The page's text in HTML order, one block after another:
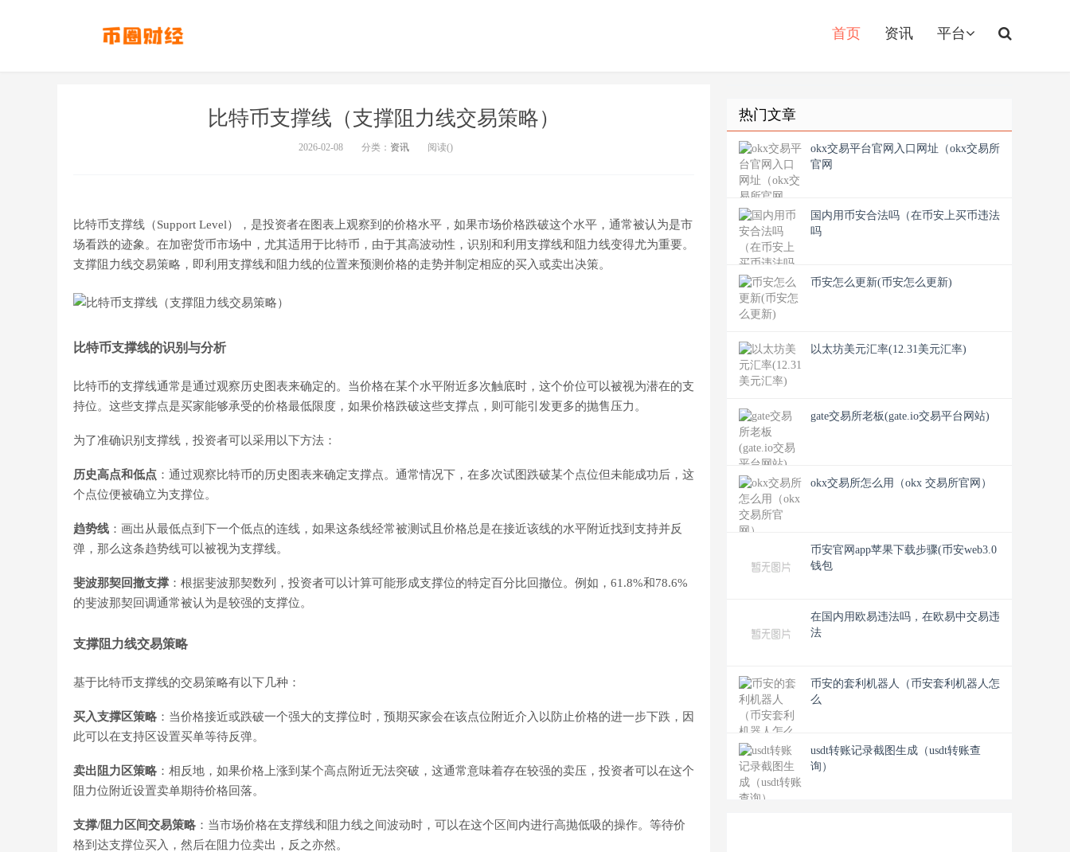
首页 资讯 平台
比特币支撑线（支撑阻力线交易策略）
2026-02-08 分类： 资讯 阅读()
比特币支撑线（Support Level），是投资者在图表上观察到的价格水平，如果市场价格跌破这个水平，通常被认为是市
场看跌的迹象。在加密货币市场中，尤其适用于比特币，由于其高波动性，识别和利用支撑线和阻力线变得尤为重要。
支撑阻力线交易策略，即利用支撑线和阻力线的位置来预测价格的走势并制定相应的买入或卖出决策。
比特币支撑线的识别与分析
比特币的支撑线通常是通过观察历史图表来确定的。当价格在某个水平附近多次触底时，这个价位可以被视为潜在的支
持位。这些支撑点是买家能够承受的价格最低限度，如果价格跌破这些支撑点，则可能引发更多的抛售压力。
为了准确识别支撑线，投资者可以采用以下方法：
历史高点和低点 ：通过观察比特币的历史图表来确定支撑点。通常情况下，在多次试图跌破某个点位但未能成功后，这
个点位便被确立为支撑位。
趋势线 ：画出从最低点到下一个低点的连线，如果这条线经常被测试且价格总是在接近该线的水平附近找到支持并反
弹，那么这条趋势线可以被视为支撑线。
斐波那契回撤支撑 ：根据斐波那契数列，投资者可以计算可能形成支撑位的特定百分比回撤位。例如，61.8%和78.6%
的斐波那契回调通常被认为是较强的支撑位。
支撑阻力线交易策略
基于比特币支撑线的交易策略有以下几种：
买入支撑区策略 ：当价格接近或跌破一个强大的支撑位时，预期买家会在该点位附近介入以防止价格的进一步下跌，因
此可以在支持区设置买单等待反弹。
卖出阻力区策略 ：相反地，如果价格上涨到某个高点附近无法突破，这通常意味着存在较强的卖压，投资者可以在这个
阻力位附近设置卖单期待价格回落。
支撑/阻力区间交易策略 ：当市场价格在支撑线和阻力线之间波动时，可以在这个区间内进行高抛低吸的操作。等待价
格到达支撑位买入，然后在阻力位卖出，反之亦然。
热门文章
okx交易平台官网入口网址（okx交易所
官网
国内用币安合法吗（在币安上买币违法
吗
币安怎么更新(币安怎么更新)
以太坊美元汇率(12.31美元汇率)
gate交易所老板(gate.io交易平台网站)
okx交易所怎么用（okx 交易所官网）
币安官网app苹果下载步骤(币安web3.0
钱包
在国内用欧易违法吗，在欧易中交易违
法
币安的套利机器人（币安套利机器人怎
么
usdt转账记录截图生成（usdt转账查
询）